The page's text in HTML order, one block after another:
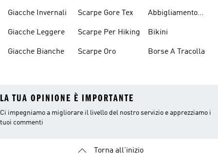
Giacche Invernali
Giacche Leggere
Giacche Bianche
Scarpe Gore Tex
Scarpe Per Hiking
Scarpe Oro
Abbigliamento
Bikini
Borse A Tracolla
LA TUA OPINIONE È IMPORTANTE
Ci impegniamo a migliorare il livello del nostro servizio e apprezziamo i
tuoi commenti
Torna all'inizio